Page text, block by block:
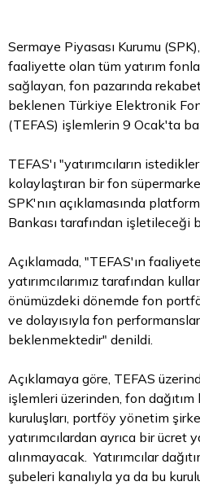
Sermaye Piyasası Kurumu
faaliyette olan tüm yatırım
sağlayan, fon pazarında
beklenen Türkiye Elektronik
(TEFAS) işlemlerin 9 Ocak'ta
TEFAS'ı "yatırımcıların
kolaylaştıran bir fon
SPK'nın açıklamasında
Bankası tarafından işletileceği
Açıklamada, "TEFAS'ın
yatırımcılarımız tarafından
önümüzdeki dönemde fon
ve dolayısıyla fon
beklenmektedir" denildi.
Açıklamaya göre, TEFAS
işlemleri üzerinden, fon dağıtım
kuruluşları, portföy yönetim
yatırımcılardan ayrıca bir ücret
alınmayacak. Yatırımcılar
şubeleri kanalıyla ya da bu